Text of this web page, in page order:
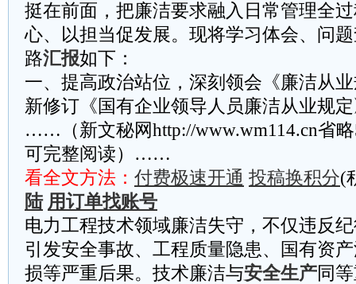
挺在前面，把廉洁要求融入日常管理全
心、以担当促发展。现将学习体会、问
路汇报如下：
一、提高政治站位，深刻领会《廉洁从
新修订《国有企业领导人员廉洁从业规
……（新文秘网http://www.wm114.cn省
可完整阅读）……
看全文方法： 付费极速开通 投稿换积分(
陆 用订单找账号
电力工程技术领域廉洁失守，不仅违反
引发安全事故、工程质量隐患、国有资
损等严重后果。技术廉洁与安全生产同